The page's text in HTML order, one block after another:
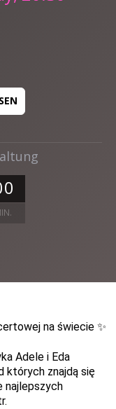
0
na świecie ✨
Adele i Eda
których znajdą się
najlepszych